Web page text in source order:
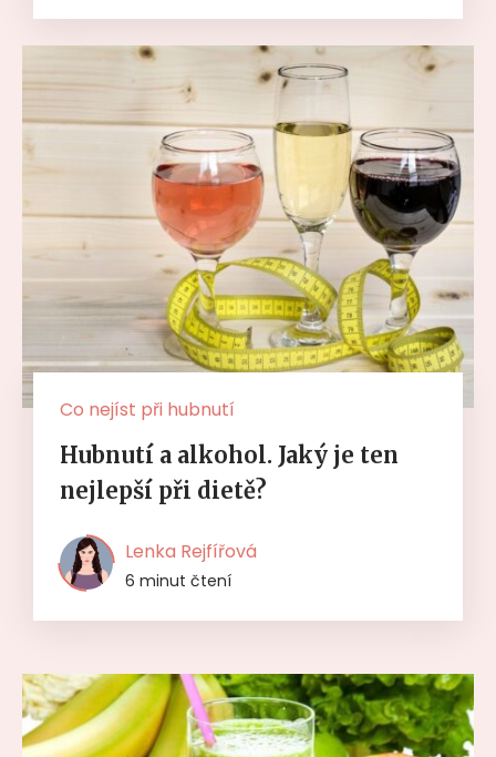
Co nejíst při hubnutí
Hubnutí a alkohol. Jaký je ten
nejlepší při dietě?
Lenka Rejfířová
6 minut čtení